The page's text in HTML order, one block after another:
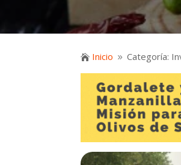
 Inicio 9 Categoría: